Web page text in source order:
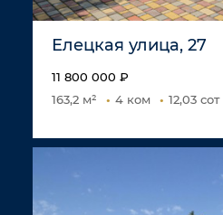
Елецкая улица, 27
11 800 000 ₽
163,2 м²
4 ком 12,03 сот